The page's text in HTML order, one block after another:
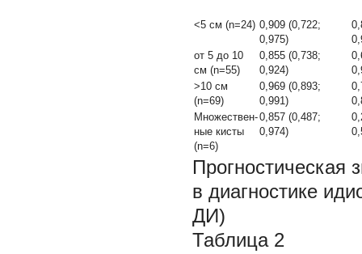
<5 см (n=24) 0,909 (0,722;
0,975)
от 5 до 10
см (n=55)
0,855 (0,738;
0,924)
>10 см
(n=69)
0,969 (0,893;
0,991)
Множествен-
ные кисты
(n=6)
0,857 (0,487;
0,974)
Прогностическая
в диагностике
ДИ)
Таблица 2